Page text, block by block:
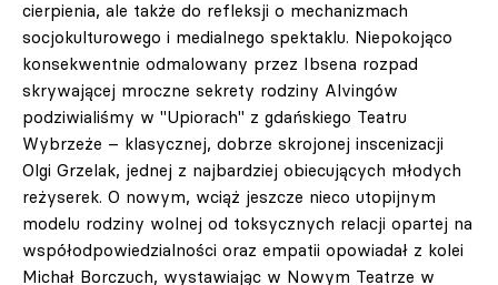
cierpienia, ale także do refleksji o mechanizmach
socjokulturowego i medialnego spektaklu. Niepokojąco
konsekwentnie odmalowany przez Ibsena rozpad
skrywającej mroczne sekrety rodziny Alvingów
podziwialiśmy w "Upiorach" z gdańskiego Teatru
Wybrzeże – klasycznej, dobrze skrojonej inscenizacji
Olgi Grzelak, jednej z najbardziej obiecujących młodych
reżyserek. O nowym, wciąż jeszcze nieco utopijnym
modelu rodziny wolnej od toksycznych relacji opartej na
współodpowiedzialności oraz empatii opowiadał z kolei
Michał Borczuch, wystawiając w Nowym Teatrze w